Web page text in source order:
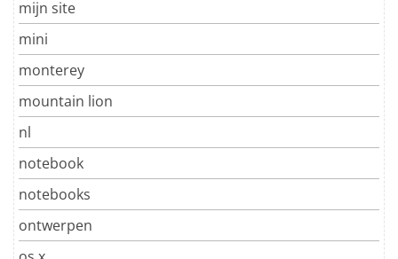
mijn site
mini
monterey
mountain lion
nl
notebook
notebooks
ontwerpen